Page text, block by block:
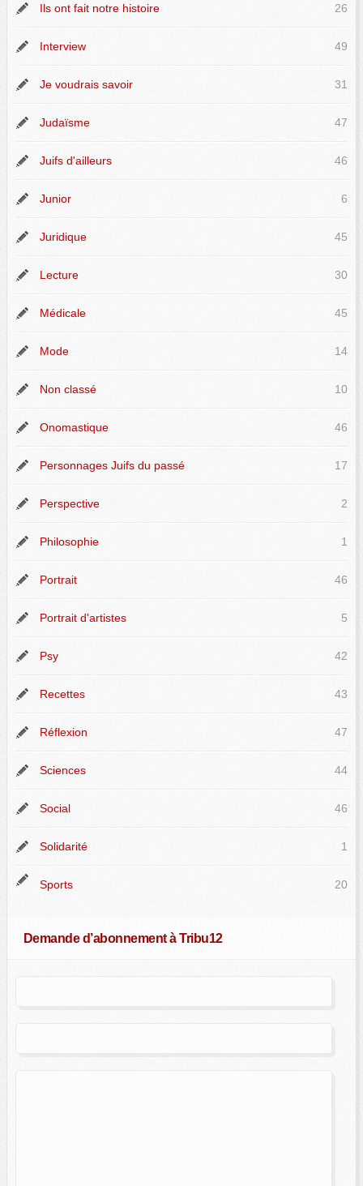
Ils ont fait notre histoire 26
Interview 49
Je voudrais savoir 31
Judaïsme 47
Juifs d'ailleurs 46
Junior 6
Juridique 45
Lecture 30
Médicale 45
Mode 14
Non classé 10
Onomastique 46
Personnages Juifs du passé 17
Perspective 2
Philosophie 1
Portrait 46
Portrait d'artistes 5
Psy 42
Recettes 43
Réflexion 47
Sciences 44
Social 46
Solidarité 1
Sports 20
Demande d’abonnement à Tribu12